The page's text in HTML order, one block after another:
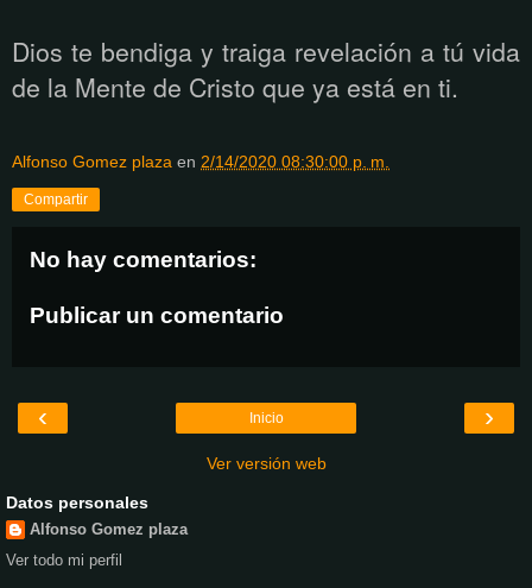
Dios te bendiga y traiga revelación a tú vida
de la Mente de Cristo que ya está en ti.
Alfonso Gomez plaza en 2/14/2020 08:30:00 p. m.
Compartir
No hay comentarios:
Publicar un comentario
‹ ›
Inicio
Ver versión web
Datos personales
Alfonso Gomez plaza
Ver todo mi perfil